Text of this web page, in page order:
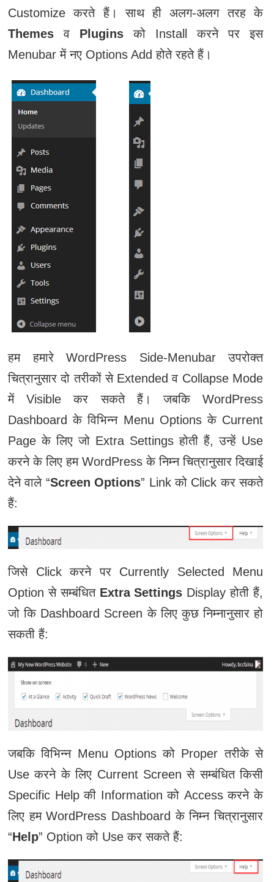
Customize करते हैं। साथ ही अलग-अलग तरह के
Themes व Plugins को Install करने पर इस
Menubar में नए Options Add होते रहते हैं।
हम हमारे WordPress Side-Menubar उपरोक्त
चित्रानुसार दो तरीकों से Extended व Collapse Mode
में Visible कर सकते हैं। जबकि WordPress
Dashboard के विभिन्न Menu Options के Current
Page के लिए जो Extra Settings होती हैं, उन्हें Use
करने के लिए हम WordPress के निम्न चित्रानुसार दिखाई
देने वाले “Screen Options” Link को Click कर सकते
हैं:
जिसे Click करने पर Currently Selected Menu
Option से सम्बंधित Extra Settings Display होती हैं,
जो कि Dashboard Screen के लिए कुछ निम्नानुसार हो
सकती हैं:
जबकि विभिन्न Menu Options को Proper तरीके से
Use करने के लिए Current Screen से सम्बंधित किसी
Specific Help की Information को Access करने के
लिए हम WordPress Dashboard के निम्न चित्रानुसार
“Help” Option को Use कर सकते हैं: